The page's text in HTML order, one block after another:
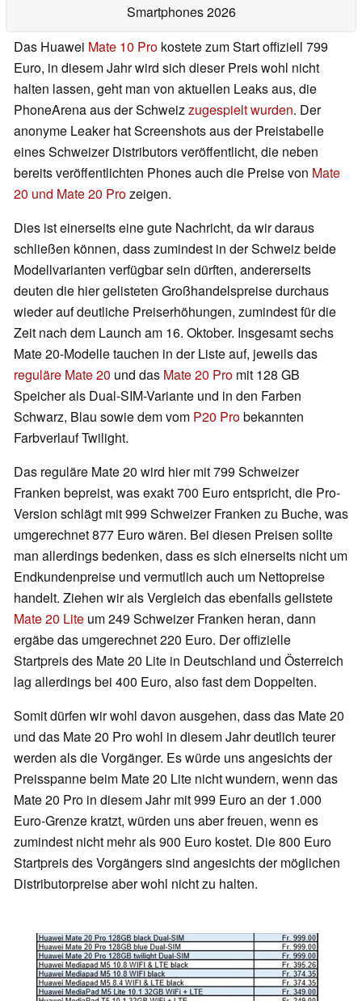
Smartphones 2026
Das Huawei Mate 10 Pro kostete zum Start offiziell 799
Euro, in diesem Jahr wird sich dieser Preis wohl nicht
halten lassen, geht man von aktuellen Leaks aus, die
PhoneArena aus der Schweizzugespielt wurden. Der
anonyme Leaker hat Screenshots aus der Preistabelle
eines Schweizer Distributors veröffentlicht, die neben
bereits veröffentlichten Phones auch die Preise von Mate
20 und Mate 20 Prozeigen.
Dies ist einerseits eine gute Nachricht, da wir daraus
schließen können, dass zumindest in der Schweiz beide
Modellvarianten verfügbar sein dürften, andererseits
deuten die hier gelisteten Großhandelspreise durchaus
wieder auf deutliche Preiserhöhungen, zumindest für die
Zeit nach dem Launch am 16. Oktober. Insgesamt sechs
Mate 20-Modelle tauchen in der Liste auf, jeweils das
reguläre Mate 20 und das Mate 20 Pro mit 128 GB
Speicher als Dual-SIM-Variante und in den Farben
Schwarz, Blau sowie dem vom P20 Probekannten
Farbverlauf Twilight.
Das reguläre Mate 20 wird hier mit 799 Schweizer
Franken bepreist, was exakt 700 Euro entspricht, die Pro-
Version schlägt mit 999 Schweizer Franken zu Buche, was
umgerechnet 877 Euro wären. Bei diesen Preisen sollte
man allerdings bedenken, dass es sich einerseits nicht um
Endkundenpreise und vermutlich auch um Nettopreise
handelt. Ziehen wir als Vergleich das ebenfalls gelistete
Mate 20 Lite um 249 Schweizer Franken heran, dann
ergäbe das umgerechnet 220 Euro. Der offizielle
Startpreis des Mate 20 Lite in Deutschland und Österreich
lag allerdings bei 400 Euro, also fast dem Doppelten.
Somit dürfen wir wohl davon ausgehen, dass das Mate 20
und das Mate 20 Pro wohl in diesem Jahr deutlich teurer
werden als die Vorgänger. Es würde uns angesichts der
Preisspanne beim Mate 20 Lite nicht wundern, wenn das
Mate 20 Pro in diesem Jahr mit 999 Euro an der 1.000
Euro-Grenze kratzt, würden uns aber freuen, wenn es
zumindest nicht mehr als 900 Euro kostet. Die 800 Euro
Startpreis des Vorgängers sind angesichts der möglichen
Distributorpreise aber wohl nicht zu halten.